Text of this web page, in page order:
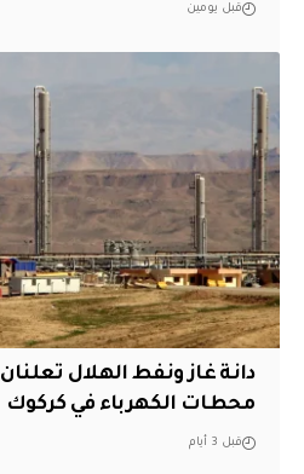
قبل يومين
دانة غاز ونفط الهلال تعلنان
محطات الكهرباء في كركوك
قبل 3 أيام